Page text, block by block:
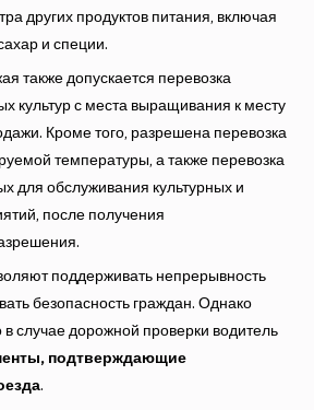
других продуктов питания, включая
и специи.
также допускается перевозка
культур с места выращивания к месту
Кроме того, разрешена перевозка
температуры, а также перевозка
для обслуживания культурных и
после получения
поддерживать непрерывность
безопасность граждан. Однако
в случае дорожной проверки водитель
подтверждающие
.